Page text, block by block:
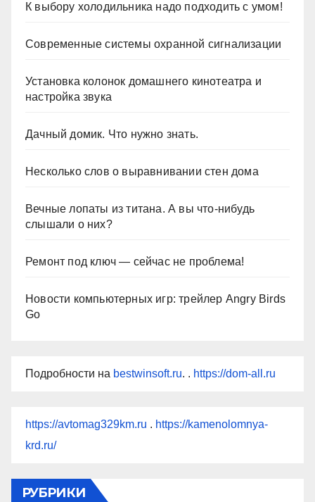
К выбору холодильника надо подходить с умом!
Современные системы охранной сигнализации
Установка колонок домашнего кинотеатра и
настройка звука
Дачный домик. Что нужно знать.
Несколько слов о выравнивании стен дома
Вечные лопаты из титана. А вы что-нибудь
слышали о них?
Ремонт под ключ — сейчас не проблема!
Новости компьютерных игр: трейлер Angry Birds
Go
Подробности на bestwinsoft.ru. . https://dom-all.ru
https://avtomag329km.ru . https://kamenolomnya-
krd.ru/
РУБРИКИ